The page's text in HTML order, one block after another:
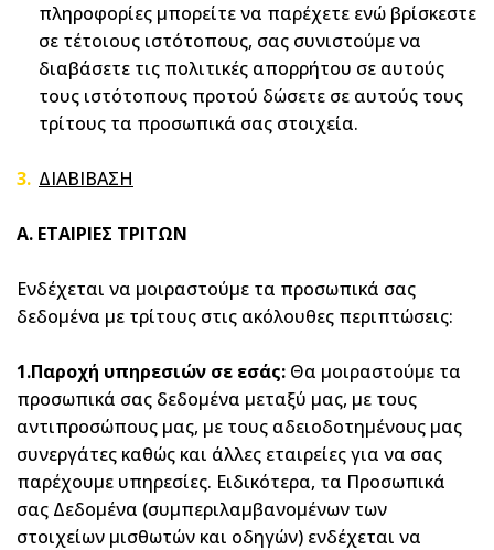
πληροφορίες μπορείτε να παρέχετε ενώ βρίσκεστε
σε τέτοιους ιστότοπους, σας συνιστούμε να
διαβάσετε τις πολιτικές απορρήτου σε αυτούς
τους ιστότοπους προτού δώσετε σε αυτούς τους
τρίτους τα προσωπικά σας στοιχεία.
ΔΙΑΒΙΒΑΣΗ
Α. ΕΤΑΙΡΙΕΣ ΤΡΙΤΩΝ
Ενδέχεται να μοιραστούμε τα προσωπικά σας
δεδομένα με τρίτους στις ακόλουθες περιπτώσεις:
1.Παροχή υπηρεσιών σε εσάς: Θα μοιραστούμε τα
προσωπικά σας δεδομένα μεταξύ μας, με τους
αντιπροσώπους μας, με τους αδειοδοτημένους μας
συνεργάτες καθώς και άλλες εταιρείες για να σας
παρέχουμε υπηρεσίες. Ειδικότερα, τα Προσωπικά
σας Δεδομένα (συμπεριλαμβανομένων των
στοιχείων μισθωτών και οδηγών) ενδέχεται να